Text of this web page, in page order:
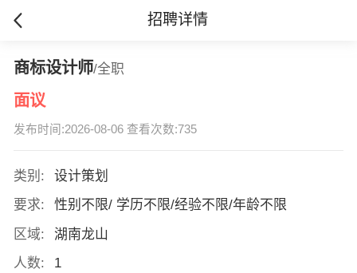
招聘详情
商标设计师/全职
面议
发布时间:2026-08-06 查看次数:735
类别:
设计策划
要求:
性别不限/ 学历不限/经验不限/年龄不限
区域:
湖南龙山
人数:
1